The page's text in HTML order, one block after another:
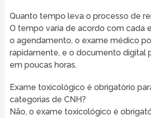
Quanto tempo leva o processo de
O tempo varia de acordo com cada
o agendamento, o exame médico
rapidamente, e o documento digital
em poucas horas.
Exame toxicológico é obrigatório
categorias de CNH?
Não, o exame toxicológico é